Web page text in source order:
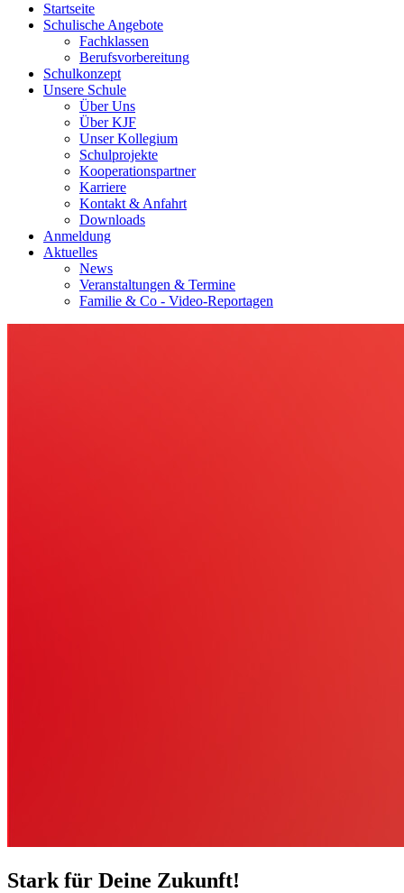
Startseite
Schulische Angebote
Fachklassen
Berufsvorbereitung
Schulkonzept
Unsere Schule
Über Uns
Über KJF
Unser Kollegium
Schulprojekte
Kooperationspartner
Karriere
Kontakt & Anfahrt
Downloads
Anmeldung
Aktuelles
News
Veranstaltungen & Termine
Familie & Co - Video-Reportagen
Stark für Deine Zukunft!